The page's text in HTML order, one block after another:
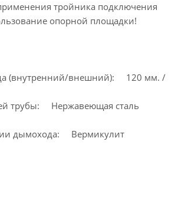
тройника подключения
опорной площадки!
(внутренний/внешний): 120 мм. /
трубы: Нержавеющая сталь
дымохода: Вермикулит